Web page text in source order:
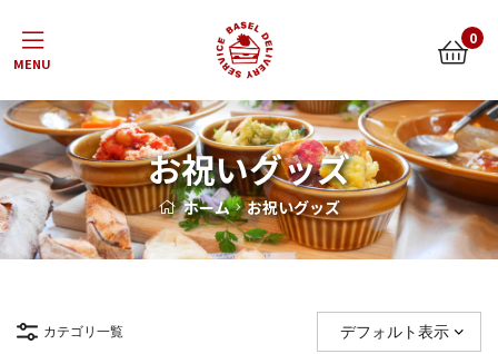
0
Menu
お祝いグッズ
ホーム お祝いグッズ
カテゴリ一覧